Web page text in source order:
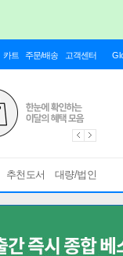
카트 주문/배송 고객센터
추천도서 대량/법인